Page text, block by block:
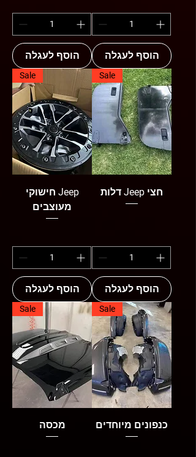
הוסף לעגלה הוסף לעגלה
Sale
חישוקי Jeep
מעוצבים
הוסף לעגלה
Sale
דלות Jeep חצי
הוסף לעגלה
Sale
מכסה
Sale
כנפונים מיוחדים